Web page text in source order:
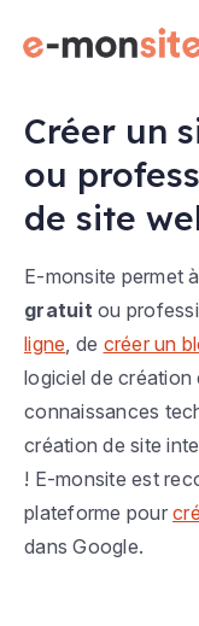
Créer un
ou
de site
E-monsite permet
gratuit ou
ligne , de créer un
logiciel de création
connaissances
création de site
! E-monsite est
plateforme pour
dans Google.